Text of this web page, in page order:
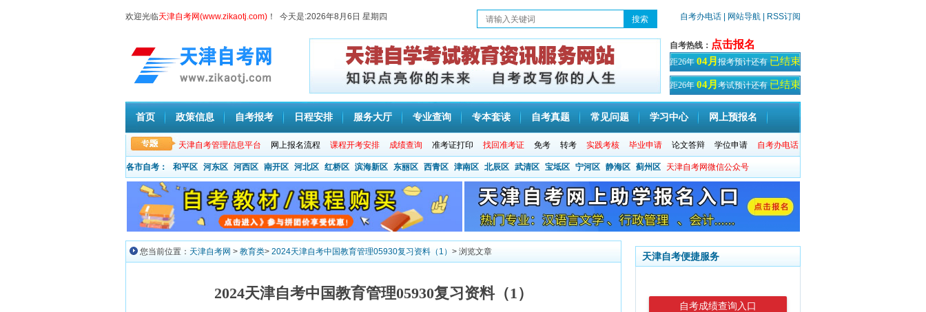
欢迎光临天津自考网(www.zikaotj.com) ！ 今天是:2026年8月6日 星期四 自考办电话 | 网站导航 | RSS订阅
自考热线： 点击报名
距26年 04月 报考预计还有 已结束
天！
距26年 04月 考试预计还有 已结束
天
首页 政策信息 自考报考 日程安排 服务大厅 专业查询 专本套读 自考真题 常见问题 学习中心 网上预报名
天津自考管理信息平台 网上报名流程 课程开考安排 成绩查询 准考证打印 找回准考证 免考 转考 实践考核 毕业申请 论文答辩 学位申请 自考办电话
各市自考： 和平区 河东区 河西区 南开区 河北区 红桥区 滨海新区 东丽区 西青区 津南区 北辰区 武清区 宝坻区 宁河区 静海区 蓟州区 天津自考网微信公众号
您当前位置： 天津自考网 > 教育类> 2024天津自考中国教育管理05930复习资料（1） > 浏览文章
2024天津自考中国教育管理05930复习资料（1）
天津自考便捷服务
自考成绩查询入口